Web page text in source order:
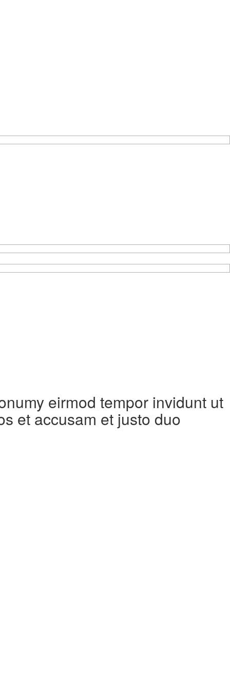
eirmod tempor invidunt ut
et accusam et justo duo